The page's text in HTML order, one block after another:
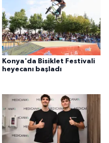
Konya'da Bisiklet Festivali
heyecanı başladı